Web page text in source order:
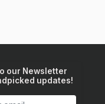
our Newsletter
updates!